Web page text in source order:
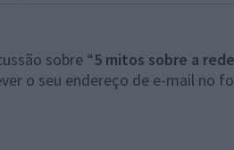
sobre “5 mitos sobre a
o seu endereço de e-mail no